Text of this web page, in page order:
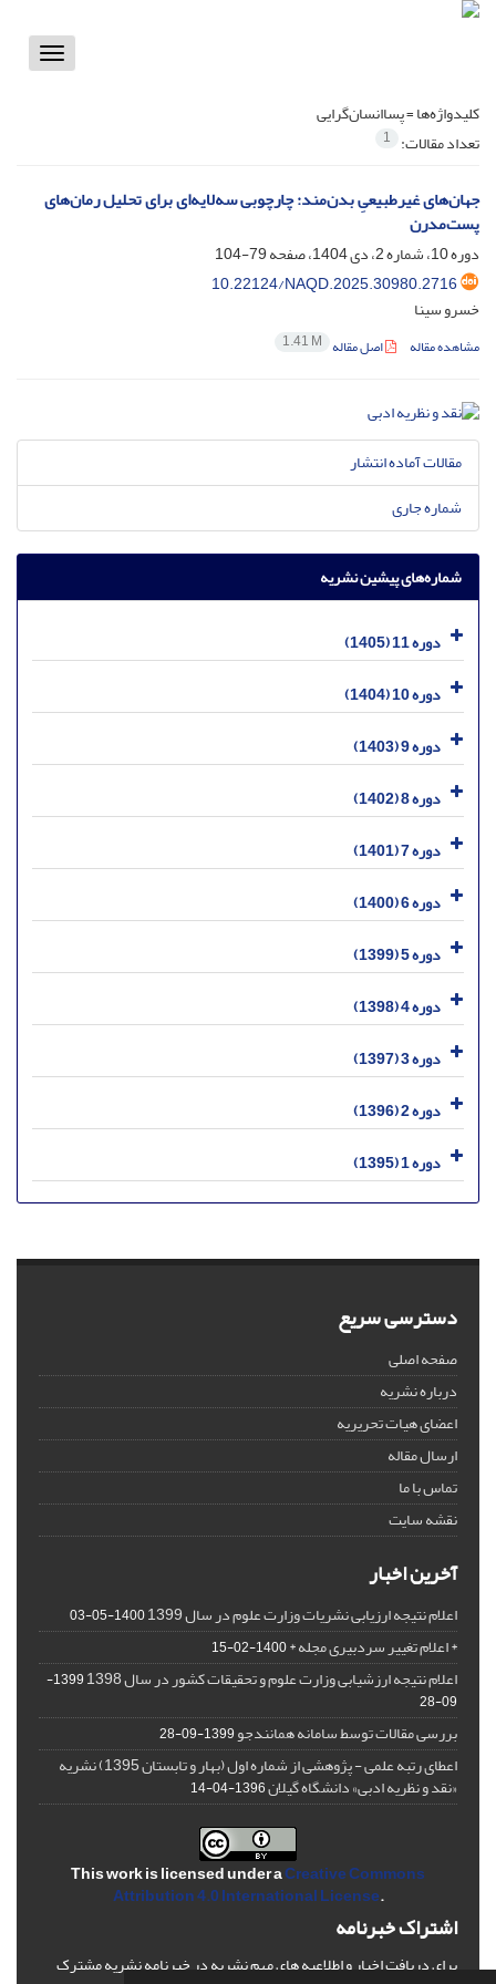
Toggle
کلیدواژه‌ها =پساانسان‌گرایی
تعداد مقالات: 1
جهان‌های غیرطبیعیِ بدن‌مند: چارچوبی سه‌لایه‌ای برای تحلیل رمان‌های
پست‌مدرن
دوره 10، شماره 2، دی 1404، صفحه
79-104
10.22124/NAQD.2025.30980.2716
خسرو سینا
مشاهده مقاله اصل مقاله 1.41 M
مقالات آماده انتشار
شماره جاری
شماره‌های پیشین نشریه
دوره 11 (1405)
دوره 10 (1404)
دوره 9 (1403)
دوره 8 (1402)
دوره 7 (1401)
دوره 6 (1400)
دوره 5 (1399)
دوره 4 (1398)
دوره 3 (1397)
دوره 2 (1396)
دوره 1 (1395)
دسترسی سریع
صفحه اصلی
درباره نشریه
اعضای هیات تحریریه
ارسال مقاله
تماس با ما
نقشه سایت
آخرین اخبار
اعلام نتیجه ارزیابی نشریات وزارت علوم در سال 1399 1400-05-03
* اعلام تغییر سردبیری مجله *1400-02-15
اعلام نتیجه ارزشیابی وزارت علوم و تحقیقات کشور در سال 1398
1399-
09-28
بررسی مقالات توسط سامانه همانندجو1399-09-28
اعطای رتبه علمی - پژوهشی از شماره اول (بهار و تابستان 1395) نشریه
«نقد و نظریه ادبی» دانشگاه گیلان1396-04-14
This work is licensed under aCreative Commons
Attribution 4.0 International License.
اشتراک خبرنامه
برای دریافت اخبار و اطلاعیه های مهم نشریه در خبرنامه نشریه مشترک